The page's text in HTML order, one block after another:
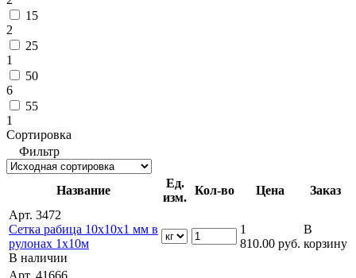
15
2
25
1
50
6
55
1
Сортировка
Фильтр
Название
Ед.
изм.
Кол-во Цена
Заказ
Арт. 3472
Сетка рабица 10х10х1 мм в
рулонах 1х10м
В наличии
1
810.00 руб.
В
корзину
Арт. 41666